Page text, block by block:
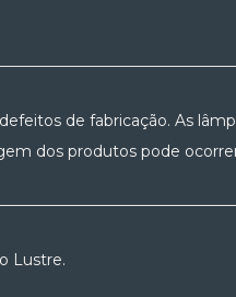
de fabricação. As
dos produtos pode
Lustre.